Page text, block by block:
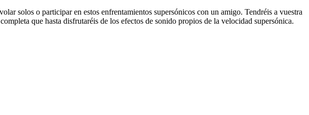
solos o participar en estos enfrentamientos supersónicos con un amigo. Tendréis a vuestra
que hasta disfrutaréis de los efectos de sonido propios de la velocidad supersónica.